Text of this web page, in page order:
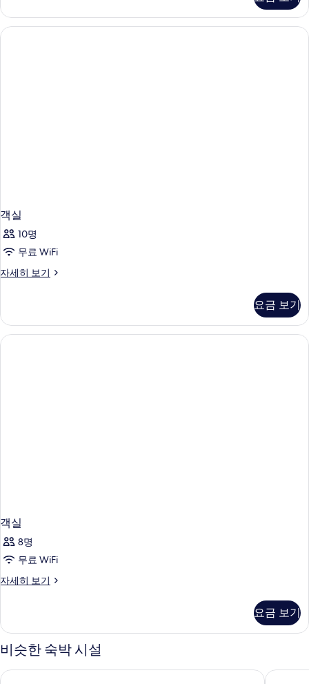
히
보
기
객실
10명
무료 WiFi
자세히 보기
객
히
보
기
요금 보기
객실
8명
무료 WiFi
자세히 보기
객
히
기
요금 보기
비슷한 숙박 시설
오블루 익스피리언스 아일라푸시 - 올 인클루시브, 프리 트랜스
홀리데